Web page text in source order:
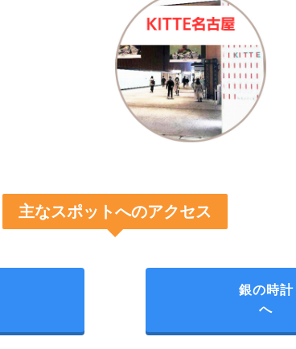
主なスポットへのアクセス
銀の時計
へ